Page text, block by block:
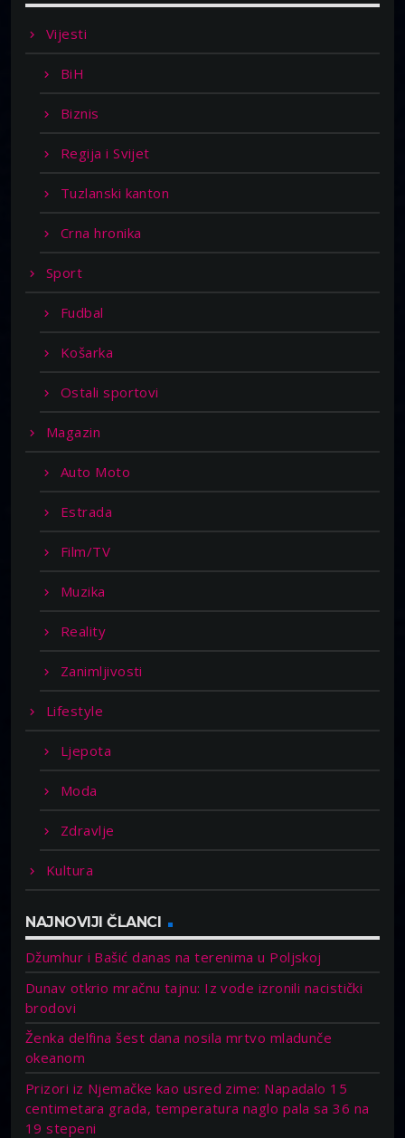
Vijesti
BiH
Biznis
Regija i Svijet
Tuzlanski kanton
Crna hronika
Sport
Fudbal
Košarka
Ostali sportovi
Magazin
Auto Moto
Estrada
Film/TV
Muzika
Reality
Zanimljivosti
Lifestyle
Ljepota
Moda
Zdravlje
Kultura
NAJNOVIJI ČLANCI
Džumhur i Bašić danas na terenima u Poljskoj
Dunav otkrio mračnu tajnu: Iz vode izronili nacistički
brodovi
Ženka delfina šest dana nosila mrtvo mladunče
okeanom
Prizori iz Njemačke kao usred zime: Napadalo 15
centimetara grada, temperatura naglo pala sa 36 na
19 stepeni